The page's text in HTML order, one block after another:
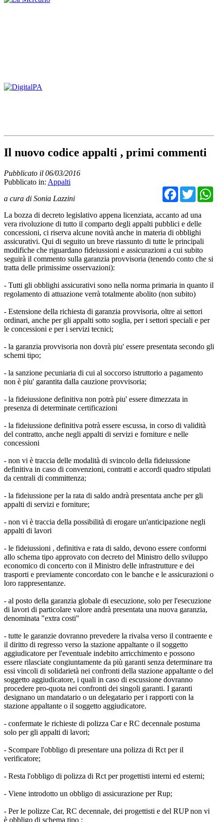
Il nuovo codice appalti , primi commenti
Pubblicato il 06/03/2016
Pubblicato in: Appalti
a cura di Sonia Lazzini
La bozza di decreto legislativo appena licenziata, accanto ad una
vera rivoluzione di tutto il comparto degli appalti pubblici e delle
concessioni, ci riserva alcune novità anche in materia di obblighi
assicurativi. Qui di seguito un breve riassunto di tutte le principali
modifiche che riguardano fideiussioni e assicurazioni a cui subito
seguirà il commento sulla garanzia provvisoria (tenendo conto che si
tratta delle primissime osservazioni):
- Tutti gli obblighi assicurativi sono nella norma primaria in quanto il
regolamento di attuazione verrà totalmente abolito (non subito)
- Estensione della richiesta di garanzia provvisoria, oltre ai settori
ordinari, anche per gli appalti sotto soglia, per i settori speciali e per
le concessioni e per i servizi tecnici;
- la garanzia provvisoria non dovrà piu' essere presentata secondo gli
schemi tipo;
- la sanzione pecuniaria di cui al soccorso istruttorio a pagamento
non è piu' garantita dalla cauzione provvisoria;
- la fideiussione definitiva non potrà piu' essere dimezzata in
presenza di determinate certificazioni
- la fideiussione definitiva potrà essere escussa, in corso di validità
del contratto, anche negli appalti di servizi e forniture e nelle
concessioni
- non vi è traccia delle modalità di svincolo della fideiussione
definitiva in caso di convenzioni, contratti e accordi quadro stipulati
da centrali di committenza;
- la fideiussione per la rata di saldo andrà presentata anche per gli
appalti di servizi e forniture;
- non vi è traccia della possibilità di erogare un'anticipazione negli
appalti di lavori
- le fideiussioni , definitiva e rata di saldo, devono essere conformi
allo schema tipo approvato con decreto del Ministro dello sviluppo
economico di concerto con il Ministro delle infrastrutture e dei
trasporti e previamente concordato con le banche e le assicurazioni o
loro rappresentanze.
- al posto della garanzia globale di esecuzione, solo per l'esecuzione
di lavori di particolare valore andrà presentata una nuova garanzia,
denominata "extra costi"
- tutte le garanzie dovranno prevedere la rivalsa verso il contraente e
il diritto di regresso verso la stazione appaltante o il soggetto
aggiudicatore per l'eventuale indebito arricchimento e possono
essere rilasciate congiuntamente da più garanti senza determinare tra
essi vincoli di solidarietà nei confronti della stazione appaltante o del
soggetto aggiudicatore, i quali in caso di escussione dovranno
procedere pro-quota nei confronti dei singoli garanti. I garanti
designano un mandatario o un delegatario per i rapporti con la
stazione appaltante o il soggetto aggiudicatore.
- confermate le richieste di polizza Car e RC decennale postuma
solo per gli appalti di lavori;
- Scompare l'obbligo di presentare una polizza di Rct per il
verificatore;
- Resta l'obbligo di polizza di Rct per progettisti interni ed esterni;
- Viene introdotto un obbligo di assicurazione per Rup;
- Per le polizze Car, RC decennale, dei progettisti e del RUP non vi
è obbligo di schema tipo ;